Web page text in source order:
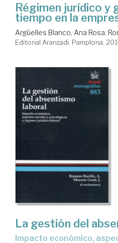
Régimen jurídico y
tiempo en la
Argüelles Blanco, Ana Rosa;
Editorial Aranzadi. Pamplona,
La gestión del